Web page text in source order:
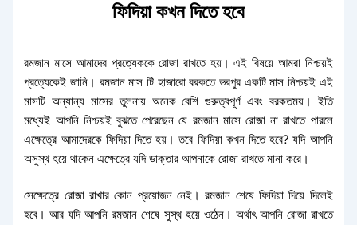
ফিদিয়া কখন দিতে হবে
রমজান মাসে আমাদের প্রত্যেককে রোজা রাখতে হয়। এই বিষয়ে আমরা নিশ্চয়ই
প্রত্যেকেই জানি। রমজান মাস টি হাজারো বরকতে ভরপুর একটি মাস নিশ্চয়ই এই
মাসটি অন্যান্য মাসের তুলনায় অনেক বেশি গুরুত্বপূর্ণ এবং বরকতময়। ইতি
মধ্যেই আপনি নিশ্চয়ই বুঝতে পেরেছেন যে রমজান মাসে রোজা না রাখতে পারলে
এক্ষেত্রে আমাদেরকে ফিদিয়া দিতে হয়। তবে ফিদিয়া কখন দিতে হবে? যদি আপনি
অসুস্থ হয়ে থাকেন এক্ষেত্রে যদি ডাক্তার আপনাকে রোজা রাখতে মানা করে।
সেক্ষেত্রে রোজা রাখার কোন প্রয়োজন নেই। রমজান শেষে ফিদিয়া দিয়ে দিলেই
হবে। আর যদি আপনি রমজান শেষে সুস্থ হয়ে ওঠেন। অর্থাৎ আপনি রোজা রাখতে